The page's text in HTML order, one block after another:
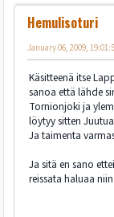
Hemulisoturi
January 06, 2009,
Käsitteenä itse
sanoa että lähde
Tornionjoki ja
löytyy sitten
Ja taimenta
Ja sitä en sano
reissata haluaa